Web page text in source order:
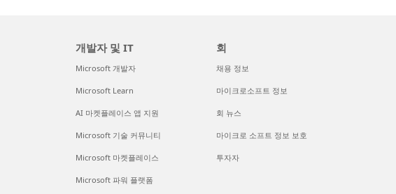
개발자 및 IT
Microsoft 개발자
Microsoft Learn
AI 마켓플레이스 앱 지원
Microsoft 기술 커뮤니티
Microsoft 마켓플레이스
Microsoft 파워 플랫폼
회
채용 정보
마이크로소프트 정보
회 뉴스
마이크로 소프트 정보 보호
투자자